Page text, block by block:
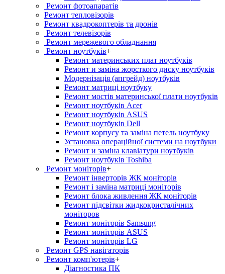
Ремонт фотоапаратів
Ремонт тепловізорів
Ремонт квадрокоптерів та дронів
Ремонт телевізорів
Ремонт мережевого обладнання
Ремонт ноутбуків+
Ремонт материнських плат ноутбуків
Ремонт и заміна жорсткого диску ноутбуків
Модернізація (апгрейд) ноутбуків
Ремонт матриці ноутбуку
Ремонт мостів материнської плати ноутбуків
Ремонт ноутбуків Acer
Ремонт ноутбуків ASUS
Ремонт ноутбуків Dell
Ремонт корпусу та заміна петель ноутбуку
Установка операційної системи на ноутбуки
Ремонт и заміна клавіатури ноутбуків
Ремонт ноутбуків Toshiba
Ремонт моніторів+
Ремонт інверторів ЖК моніторів
Ремонт і заміна матриці моніторів
Ремонт блока живлення ЖК моніторів
Ремонт підсвітки жидкокристалічних
моніторов
Ремонт моніторів Samsung
Ремонт моніторів ASUS
Ремонт моніторів LG
Ремонт GPS навігаторів
Ремонт комп'ютерів+
Діагностика ПК